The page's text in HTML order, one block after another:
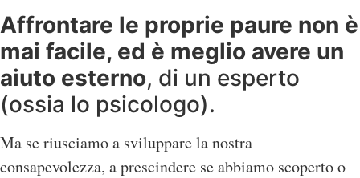
Affrontare le proprie paure non è
mai facile, ed è meglio avere un
aiuto esterno, di un esperto
(ossia lo psicologo).
Ma se riusciamo a sviluppare la nostra
consapevolezza, a prescindere se abbiamo scoperto o